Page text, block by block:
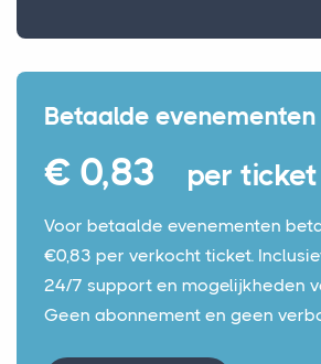
Betaalde evenementen
€ 0,83 per ticket
Voor betaalde evenementen
€0,83 per verkocht ticket.
24/7 support en mogelijkheden
Geen abonnement en geen